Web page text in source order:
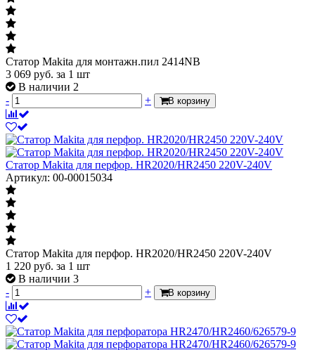
Статор Makita для монтажн.пил 2414NB
3 069 руб. за 1 шт
В наличии 2
-
+ В корзину
Статор Makita для перфор. HR2020/HR2450 220V-240V
Артикул: 00-00015034
Статор Makita для перфор. HR2020/HR2450 220V-240V
1 220 руб. за 1 шт
В наличии 3
-
+ В корзину